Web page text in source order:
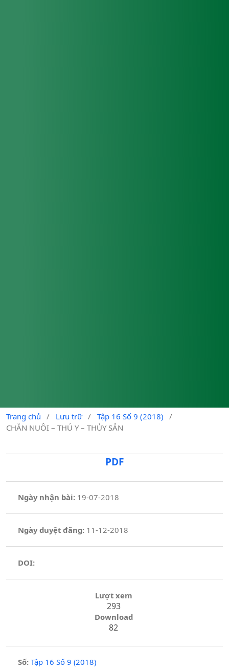
Trang chủ / Lưu trữ / Tập 16 Số 9 (2018)
/
CHĂN NUÔI – THÚ Y – THỦY SẢN
PDF
Ngày nhận bài: 19-07-2018
Ngày duyệt đăng:11-12-2018
DOI:
Lượt xem
293
Download
82
Số: Tập 16 Số 9 (2018)